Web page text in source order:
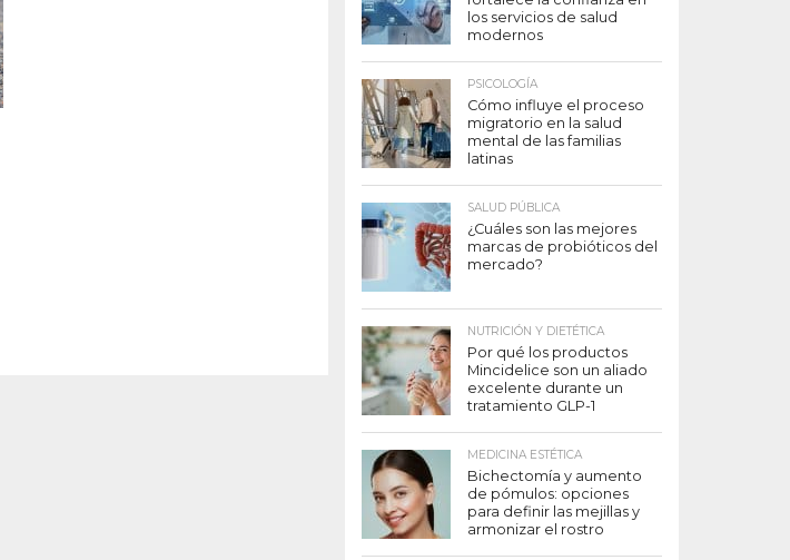
los servicios de salud
modernos
PSICOLOGÍA
Cómo influye el proceso
migratorio en la salud
mental de las familias
latinas
SALUD PÚBLICA
¿Cuáles son las mejores
marcas de probióticos del
mercado?
NUTRICIÓN Y DIETÉTICA
Por qué los productos
Mincidelice son un aliado
excelente durante un
tratamiento GLP-1
MEDICINA ESTÉTICA
Bichectomía y aumento
de pómulos: opciones
para definir las mejillas y
armonizar el rostro